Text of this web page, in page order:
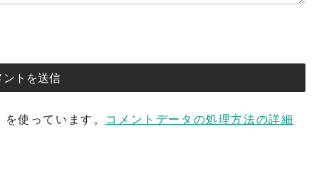
使っています。 コメントデータの処理方法の詳細